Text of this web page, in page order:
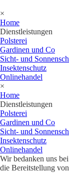
×
Home
Dienstleistungen
Polsterei
Gardinen und Co
Sicht- und
Insektenschutz
Onlinehandel
×
Home
Dienstleistungen
Polsterei
Gardinen und Co
Sicht- und
Insektenschutz
Onlinehandel
Wir bedanken uns
die Bereitstellung